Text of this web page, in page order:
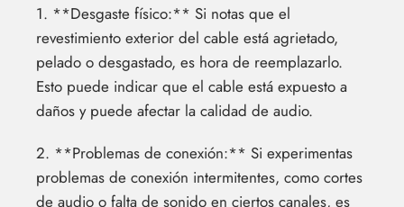
1. **Desgaste físico:** Si notas que el
revestimiento exterior del cable está agrietado,
pelado o desgastado, es hora de reemplazarlo.
Esto puede indicar que el cable está expuesto a
daños y puede afectar la calidad de audio.
2. **Problemas de conexión:** Si experimentas
problemas de conexión intermitentes, como cortes
de audio o falta de sonido en ciertos canales, es